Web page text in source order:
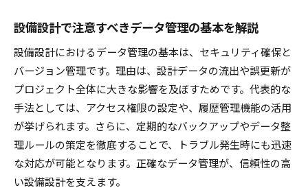
設備設計に求められる基礎スキルと実務力の高
め方
設備設計の現場で役立つ専門スキルを徹底解説
設備設計に必要なCAD操作スキルの習得法
基準理解と設備設計データ活用のスキルアップ
術
設備設計のキャリア形成に役立つスキルとは
設備設計のスキルアップで実現する業務効率化
設備設計で注意すべきデータ管理の基本を解説
設備設計におけるデータ管理の基本は、セキュリティ確保と
バージョン管理です。理由は、設計データの流出や誤更新が
プロジェクト全体に大きな影響を及ぼすためです。代表的な
手法としては、アクセス権限の設定や、履歴管理機能の活用
が挙げられます。さらに、定期的なバックアップやデータ整
理ルールの策定を徹底することで、トラブル発生時にも迅速
な対応が可能となります。正確なデータ管理が、信頼性の高
い設備設計を支えます。